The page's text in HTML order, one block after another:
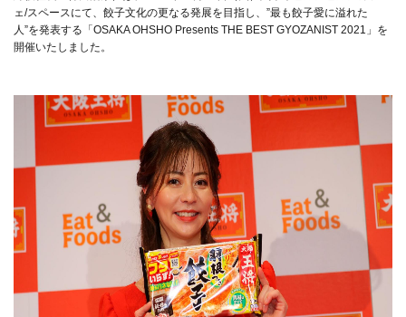
ェ/スペースにて、餃⼦⽂化の更なる発展を⽬指し、”最も餃⼦愛に溢れた
⼈”を発表する「OSAKA OHSHO Presents THE BEST GYOZANIST 2021」を
開催いたしました。